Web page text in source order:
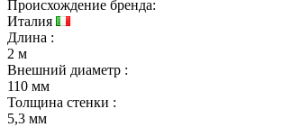
Происхождение бренда:
Италия
Длина :
2 м
Внешний диаметр :
110 мм
Толщина стенки :
5,3 мм